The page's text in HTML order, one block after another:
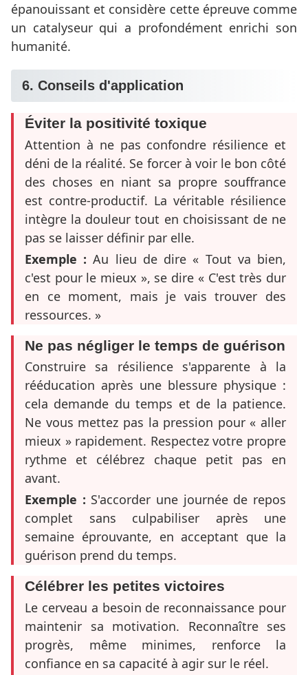
épanouissant et considère cette épreuve comme
un catalyseur qui a profondément enrichi son
humanité.
6. Conseils d'application
Éviter la positivité toxique
Attention à ne pas confondre résilience et
déni de la réalité. Se forcer à voir le bon côté
des choses en niant sa propre souffrance
est contre-productif. La véritable résilience
intègre la douleur tout en choisissant de ne
pas se laisser définir par elle.
Exemple :Au lieu de dire « Tout va bien,
c'est pour le mieux », se dire « C'est très dur
en ce moment, mais je vais trouver des
ressources. »
Ne pas négliger le temps de guérison
Construire sa résilience s'apparente à la
rééducation après une blessure physique :
cela demande du temps et de la patience.
Ne vous mettez pas la pression pour « aller
mieux » rapidement. Respectez votre propre
rythme et célébrez chaque petit pas en
avant.
Exemple : S'accorder une journée de repos
complet sans culpabiliser après une
semaine éprouvante, en acceptant que la
guérison prend du temps.
Célébrer les petites victoires
Le cerveau a besoin de reconnaissance pour
maintenir sa motivation. Reconnaître ses
progrès, même minimes, renforce la
confiance en sa capacité à agir sur le réel.